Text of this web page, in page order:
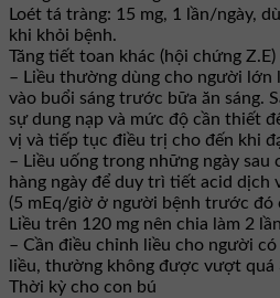
Loét tá tràng: 15 mg, 1 lần/ngày,
khi khỏi bệnh.
Tăng tiết toan khác (hội chứng Z.E)
– Liều thường dùng cho người lớn
vào buổi sáng trước bữa ăn sáng.
sự dung nạp và mức độ cần thiết
vị và tiếp tục điều trị cho đến khi
– Liều uống trong những ngày sau
hàng ngày để duy trì tiết acid
(5 mEq/giờ ở người bệnh trước đó
Liều trên 120 mg nên chia làm 2
– Cần điều chỉnh liều cho người có
liều, thường không được vượt quá
Thời kỳ cho con bú